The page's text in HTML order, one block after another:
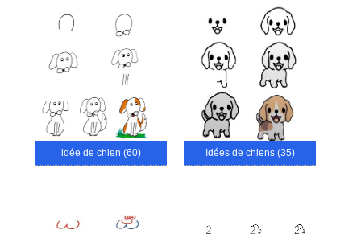
idée de chien (60) Idées de chiens (35)